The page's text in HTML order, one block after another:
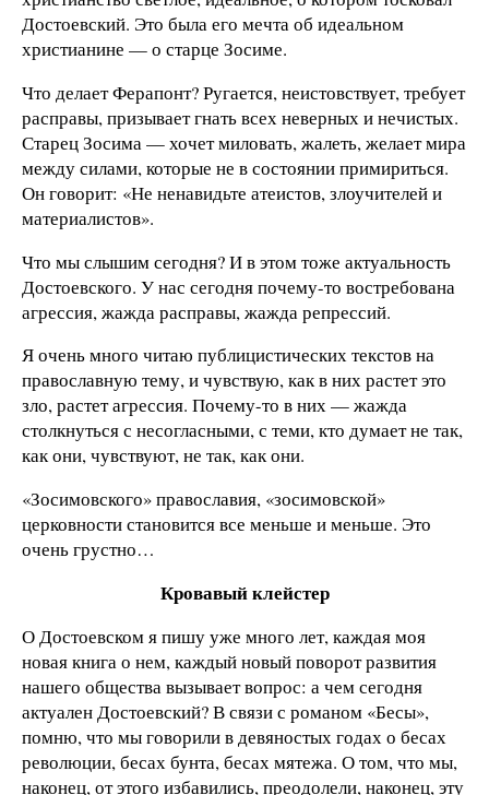
Достоевский. Это была его мечта об идеальном
христианине — о старце Зосиме.
Что делает Ферапонт? Ругается, неистовствует, требует
расправы, призывает гнать всех неверных и нечистых.
Старец Зосима — хочет миловать, жалеть, желает мира
между силами, которые не в состоянии примириться.
Он говорит: «Не ненавидьте атеистов, злоучителей и
материалистов».
Что мы слышим сегодня? И в этом тоже актуальность
Достоевского. У нас сегодня почему-то востребована
агрессия, жажда расправы, жажда репрессий.
Я очень много читаю публицистических текстов на
православную тему, и чувствую, как в них растет это
зло, растет агрессия. Почему-то в них — жажда
столкнуться с несогласными, с теми, кто думает не так,
как они, чувствуют, не так, как они.
«Зосимовского» православия, «зосимовской»
церковности становится все меньше и меньше. Это
очень грустно…
Кровавый клейстер
О Достоевском я пишу уже много лет, каждая моя
новая книга о нем, каждый новый поворот развития
нашего общества вызывает вопрос: а чем сегодня
актуален Достоевский? В связи с романом «Бесы»,
помню, что мы говорили в девяностых годах о бесах
революции, бесах бунта, бесах мятежа. О том, что мы,
наконец, от этого избавились, преодолели, наконец, эту